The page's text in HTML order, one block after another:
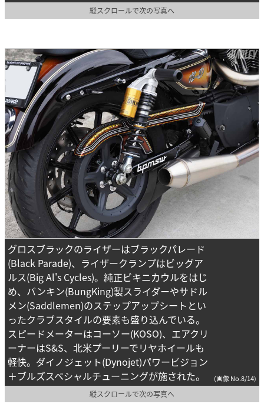
縦スクロールで次の写真へ
グロスブラックのライザーはブラックパレード
(Black Parade)、ライザークランプはビッグア
ルス(Big Al's Cycles)。純正ビキニカウルをはじ
め、バンキン(BungKing)製スライダーやサドル
メン(Saddlemen)のステップアップシートとい
ったクラブスタイルの要素も盛り込んでいる。
スピードメーターはコーソー(KOSO)、エアクリ
ーナーはS&S、北米プーリーでリヤホイールも
軽快。ダイノジェット(Dynojet)パワービジョン
＋ブルズスペシャルチューニングが施された。
(画像 No.8/14)
縦スクロールで次の写真へ